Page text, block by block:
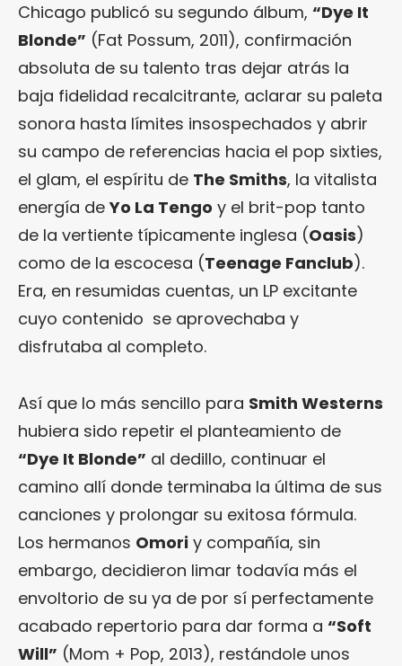
Chicago publicó su segundo álbum, “Dye It
Blonde” (Fat Possum, 2011), confirmación
absoluta de su talento tras dejar atrás la
baja fidelidad recalcitrante, aclarar su paleta
sonora hasta límites insospechados y abrir
su campo de referencias hacia el pop sixties,
el glam, el espíritu de The Smiths, la vitalista
energía deYo La Tengo y el brit-pop tanto
de la vertiente típicamente inglesa (Oasis)
como de la escocesa (Teenage Fanclub).
Era, en resumidas cuentas, un LP excitante
cuyo contenido se aprovechaba y
disfrutaba al completo.
Así que lo más sencillo para Smith Westerns
hubiera sido repetir el planteamiento de
“Dye It Blonde” al dedillo, continuar el
camino allí donde terminaba la última de sus
canciones y prolongar su exitosa fórmula.
Los hermanos Omori y compañía, sin
embargo, decidieron limar todavía más el
envoltorio de su ya de por sí perfectamente
acabado repertorio para dar forma a “Soft
Will” (Mom + Pop, 2013), restándole unos